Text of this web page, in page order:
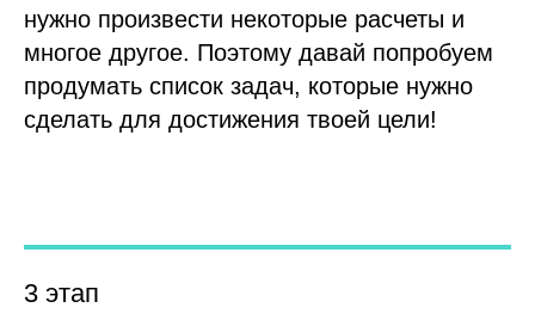
нужно произвести некоторые расчеты и
многое другое. Поэтому давай попробуем
продумать список задач, которые нужно
сделать для достижения твоей цели!
3 этап